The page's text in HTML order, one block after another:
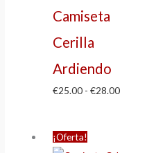
Camiseta
Cerilla
Ardiendo
€25.00 - €28.00
¡Oferta!